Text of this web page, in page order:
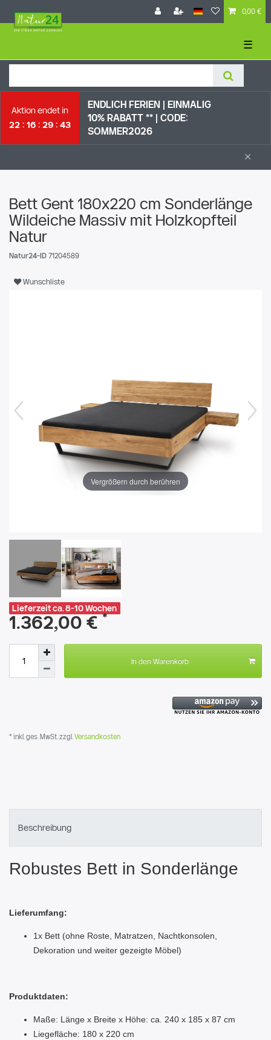
0,00 €
☰
Aktion endet in
22
16 29 43
ENDLICH FERIEN | EI NMALIG
10% RABATT ** | CODE:
SOMMER2026
×
Bett Gent 180x220 cm Sonderlänge
Wildeiche Massiv mit Holzkopfteil
Natur
Natur24-ID 71204589
Wunschliste
Vergrößern durch berühren
Lieferzeit ca. 8-10 Wochen
1.362,00 € *
In den Warenkorb
* inkl. ges. MwSt. zzgl. Versandkosten
Beschreibung
Robustes Bett in Sonderlänge
Lieferumfang:
1x Bett (ohne Roste, Matratzen, Nachtkonsolen,
Dekoration und weiter gezeigte Möbel)
Produktdaten:
Maße: Länge x Breite x Höhe: ca. 240 x 185 x 87 cm
Liegefläche: 180 x 220 cm